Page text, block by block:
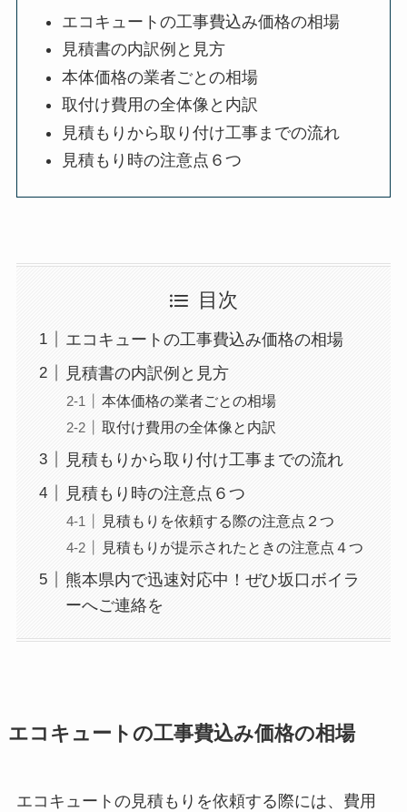
エコキュートの工事費込み価格の相場
見積書の内訳例と見方
本体価格の業者ごとの相場
取付け費用の全体像と内訳
見積もりから取り付け工事までの流れ
見積もり時の注意点６つ
目次
エコキュートの工事費込み価格の相場
見積書の内訳例と見方
本体価格の業者ごとの相場
取付け費用の全体像と内訳
見積もりから取り付け工事までの流れ
見積もり時の注意点６つ
見積もりを依頼する際の注意点２つ
見積もりが提示されたときの注意点４つ
熊本県内で迅速対応中！ぜひ坂口ボイラ
ーへご連絡を
エコキュートの工事費込み価格の相場
エコキュートの見積もりを依頼する際には、費用